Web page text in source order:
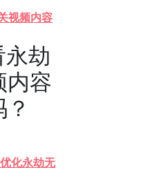
视频内容
劫
内容
化永劫无